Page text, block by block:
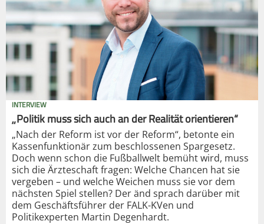
INTERVIEW
„Politik muss sich auch an der Realität orientieren“
„Nach der Reform ist vor der Reform“, betonte ein
Kassenfunktionär zum beschlossenen Spargesetz.
Doch wenn schon die Fußballwelt bemüht wird, muss
sich die Ärzteschaft fragen: Welche Chancen hat sie
vergeben – und welche Weichen muss sie vor dem
nächsten Spiel stellen? Der änd sprach darüber mit
dem Geschäftsführer der FALK-KVen und
Politikexperten Martin Degenhardt.